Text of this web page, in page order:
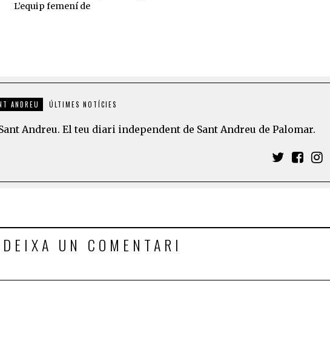
L’equip femení de
ANDREU ÚLTIMES NOTÍCIES
Andreu. El teu diari independent de Sant Andreu de Palomar.
DEIXA UN COMENTARI